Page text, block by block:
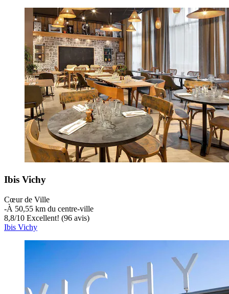
Ibis Vichy
Cœur de Ville
‐À 50,55 km du centre-ville
8,8/10 Excellent! (96 avis)
Ibis Vichy